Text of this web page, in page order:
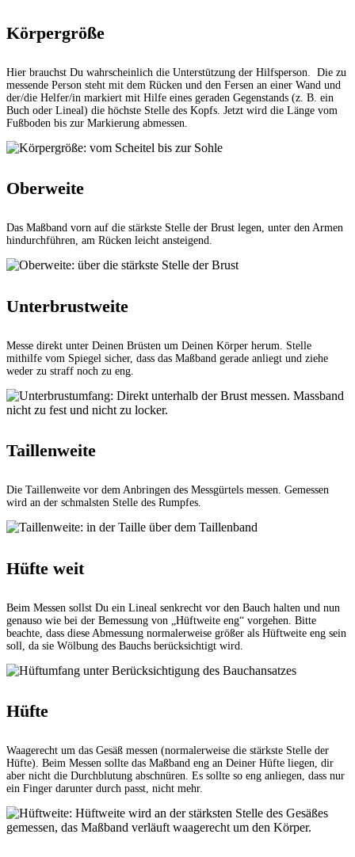
Körpergröße
Hier brauchst Du wahrscheinlich die Unterstützung der Hilfsperson. Die zu
messende Person steht mit dem Rücken und den Fersen an einer Wand und
der/die Helfer/in markiert mit Hilfe eines geraden Gegenstands (z. B. ein
Buch oder Lineal) die höchste Stelle des Kopfs. Jetzt wird die Länge vom
Fußboden bis zur Markierung abmessen.
Oberweite
Das Maßband vorn auf die stärkste Stelle der Brust legen, unter den Armen
hindurchführen, am Rücken leicht ansteigend.
Unterbrustweite
Messe direkt unter Deinen Brüsten um Deinen Körper herum. Stelle
mithilfe vom Spiegel sicher, dass das Maßband gerade anliegt und ziehe
weder zu straff noch zu eng.
Taillenweite
Die Taillenweite vor dem Anbringen des Messgürtels messen. Gemessen
wird an der schmalsten Stelle des Rumpfes.
Hüfte weit
Beim Messen sollst Du ein Lineal senkrecht vor den Bauch halten und nun
genauso wie bei der Bemessung von „Hüftweite eng“ vorgehen. Bitte
beachte, dass diese Abmessung normalerweise größer als Hüftweite eng sein
soll, da sie Wölbung des Bauchs berücksichtigt wird.
Hüfte
Waagerecht um das Gesäß messen (normalerweise die stärkste Stelle der
Hüfte). Beim Messen sollte das Maßband eng an Deiner Hüfte liegen, dir
aber nicht die Durchblutung abschnüren. Es sollte so eng anliegen, dass nur
ein Finger darunter durch passt, nicht mehr.